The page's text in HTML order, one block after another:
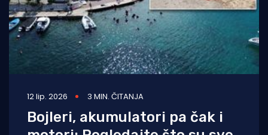
12 lip. 2026 3 MIN. ČITANJA
Bojleri, akumulatori pa čak i